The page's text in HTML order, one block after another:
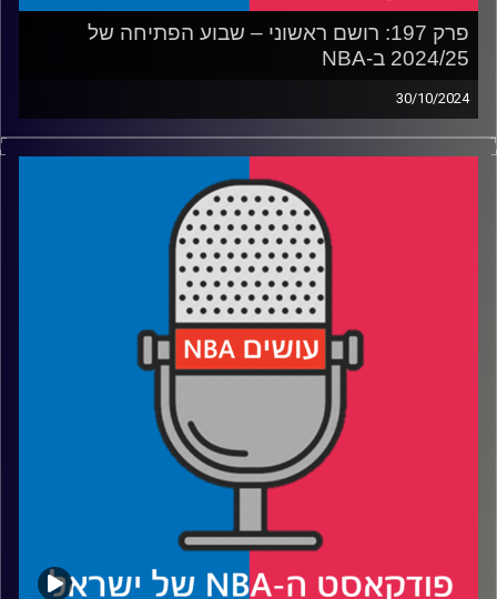
פרק 197: רושם ראשוני – שבוע הפתיחה של
2024/25 ב-NBA
30/10/2024
פודקאסט האן.בי.איי עם ערן סורוקה, שרון דוידוביץ', משה
דוידוביץ' ועידן לוצקי, בשיתוף קול האוניברסיטה.
רבע 2: הציפורים מצייצות לקליי תומפסון, הרוטציה של סטיב
קר, והאם לברון ג׳יימס מוריד הילוך
רבע 3: ניקולה יוקיץ' כטרבולטה, יאניס אנטטוקומפו צריך
דוקטור, טייריס האליברטון צריך להתעורר
רבע 4: מה קורה לדני אבדיה, מי פיסל את דווין ווייד והשיפוט
עידן לוצקי